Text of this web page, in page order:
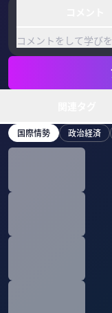
コメントをして学び
国際情勢 政治経済